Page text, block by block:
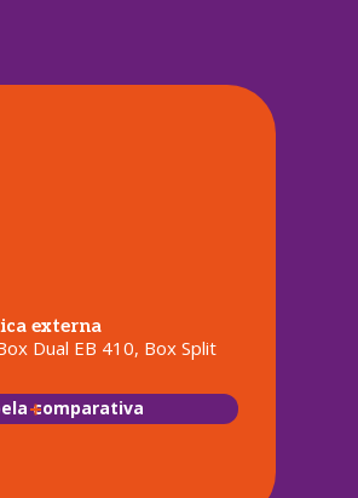
externa
Dual EB 410, Box Split
comparativa